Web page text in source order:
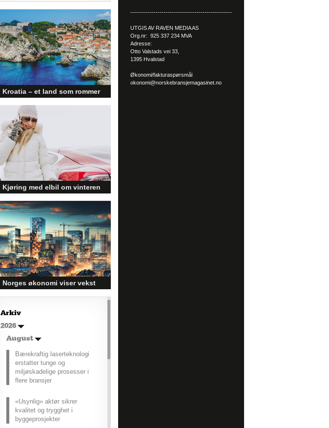
Kroatia – et land som rommer
mer enn kysten
Kroatia forbindes ofte med sol,
bading og klart hav, men landet
har langt flere sider enn det
førsteinntrykket mange sitter igjen
med.
Kjøring med elbil om vinteren
– hvordan få bedre
rekkevidde?
Elbiler (EV) representerer
fremtiden for transport, men deres
effektivitet under utfordrende
vinterforhold kan være en
utfordring.
Norges økonomi viser vekst
og påvirker byggebransjen
Den norske økonomien har vist
jevn vekst de siste tre kvartalene,
noe som skaper optimisme på
tvers av ulike sektorer.
Byggebransjen er spesielt godt
posisjonert til å dra nytte av denne
økonomiske oppgangen.
Arkiv
2026
August
Bærekraftig laserteknologi
erstatter tunge og
miljøskadelige prosesser i
flere bransjer
«Usynlig» aktør sikrer
kvalitet og trygghet i
byggeprosjekter
----------------------------------------------------
UTGIS AV RAVEN MEDIA AS
Org.nr: 925 337 234 MVA
Adresse:
Otto Valstads vei 33,
1395 Hvalstad
Økonomi/fakturaspørsmål
okonomi@norskebransjemagasinet.no